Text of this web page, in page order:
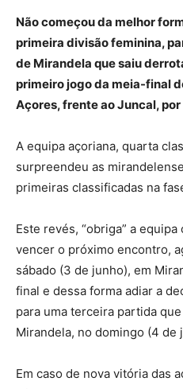
Não começou da melhor
primeira divisão feminina,
de Mirandela que saiu
primeiro jogo da meia-final
Açores, frente ao Juncal,
A equipa açoriana, quarta
surpreendeu as
primeiras classificadas na
Este revés, “obriga” a
vencer o próximo encontro,
sábado (3 de junho), em
final e dessa forma adiar a
para uma terceira partida
Mirandela, no domingo (4 de
Em caso de nova vitória das